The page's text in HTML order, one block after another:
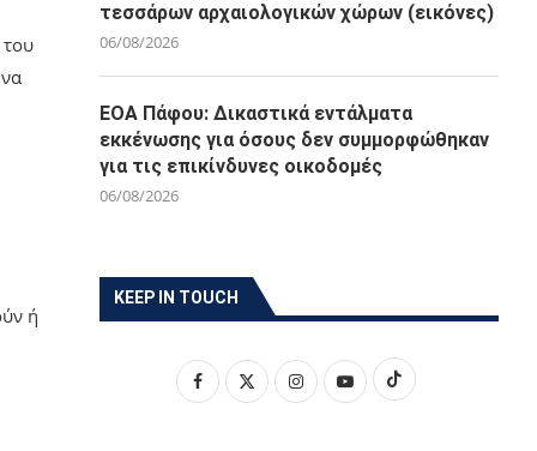
ή
τεσσάρων αρχαιολογικών χώρων (εικόνες)
06/08/2026
ΕΟΑ Πάφου: Δικαστικά εντάλματα
εκκένωσης για όσους δεν συμμορφώθηκαν
για τις επικίνδυνες οικοδομές
06/08/2026
KEEP IN TOUCH